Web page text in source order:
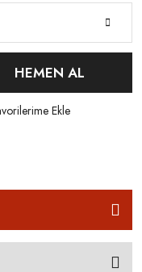
HEMEN AL